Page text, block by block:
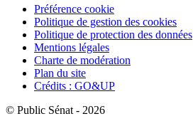
Préférence cookie
Politique de gestion des cookies
Politique de protection des données
Mentions légales
Charte de modération
Plan du site
Crédits : GO&UP
© Public Sénat - 2026